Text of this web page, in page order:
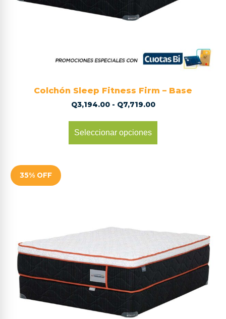
Colchón Sleep Fitness Firm – Base
Q3,194.00 - Q7,719.00
Seleccionar opciones
35% OFF